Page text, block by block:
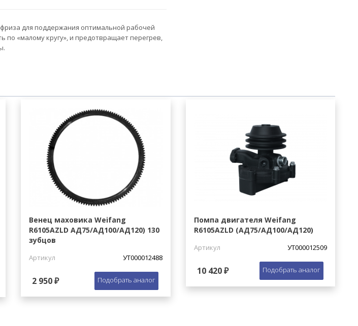
для поддержания оптимальной рабочей
по «малому кругу», и предотвращает перегрев,
Венец маховика Weifang
R6105AZLD АД75/АД100/АД120) 130
зубцов
Артикул УТ000012488
2 950 ₽ Подобрать аналог
Помпа двигателя Weifang
R6105AZLD (АД75/АД100/АД120)
Артикул УТ000012509
10 420 ₽ Подобрать аналог